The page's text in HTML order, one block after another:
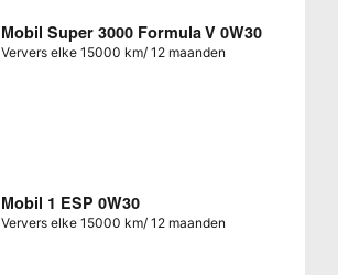
Mobil Super 3000 Formula V 0W30
Ververs elke 15000 km/ 12 maanden
Mobil 1 ESP 0W30
Ververs elke 15000 km/ 12 maanden